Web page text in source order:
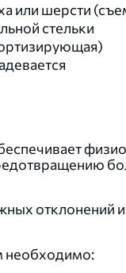
или шерсти
стельки
отклонений
необходимо: